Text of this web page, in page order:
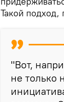
Такой
"Вот,
не только